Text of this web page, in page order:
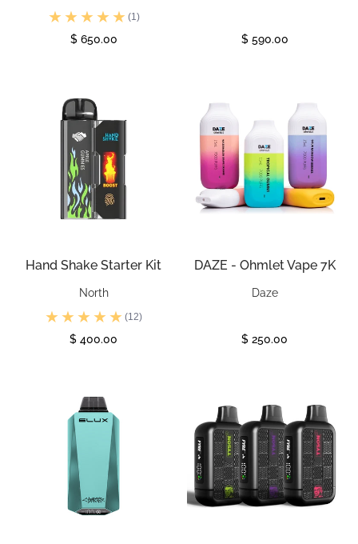
(1)
$ 650.00 $ 590.00
Hand Shake Starter Kit
North
(12)
$ 400.00
DAZE - Ohmlet Vape 7K
Daze
$ 250.00